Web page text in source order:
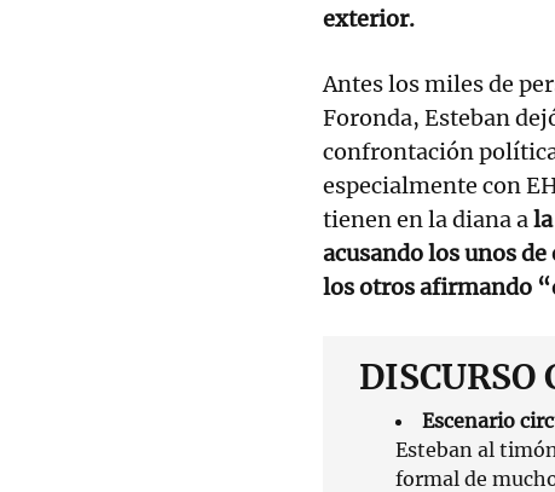
exterior.
Antes los miles de
Foronda, Esteban
confrontación
especialmente con
tienen en la diana a
acusando los unos
los otros afirmando
Escenario
Esteban al
formal de